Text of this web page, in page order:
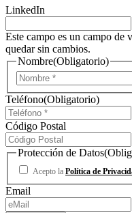
LinkedIn
Este campo es un campo de
quedar sin cambios.
Nombre(Obligatorio)
Teléfono(Obligatorio)
Código Postal
Protección de Datos
Acepto la Política de
Email